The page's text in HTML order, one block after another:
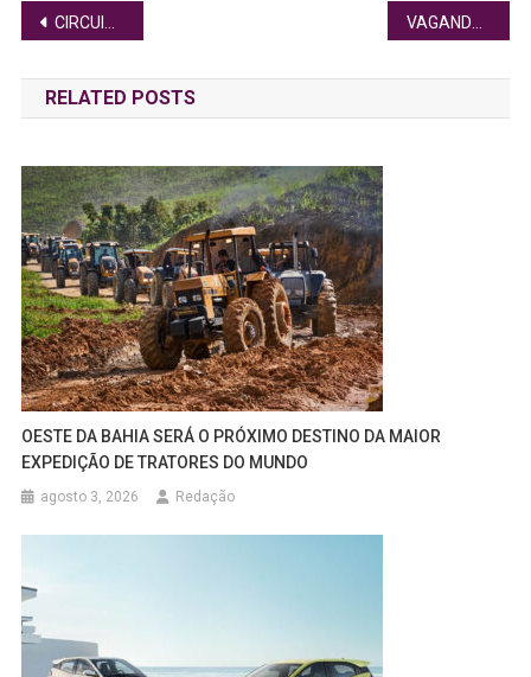
Navegação
de
Post
CIRCUITO DE RODEIO CHEGA AO RIACHO FUNDO II, NO DF, NESTE FIM DE SEMANA
RELATED POSTS
OESTE DA BAHIA SERÁ O PRÓXIMO DESTINO DA MAIOR
EXPEDIÇÃO DE TRATORES DO MUNDO
agosto 3, 2026 Redação